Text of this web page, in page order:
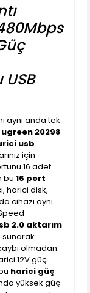
USB
aynı anda tek
ugreen 20298
usb
için
16 adet
bu 16 port
harici disk,
cihazı aynı
2.0 aktarım
sunarak
olmadan
12V güç
harici güç
yüksek güç